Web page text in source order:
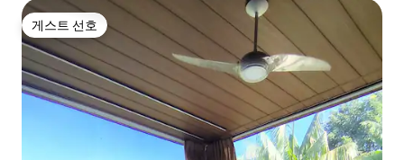
게스트 선호
게스트 선호